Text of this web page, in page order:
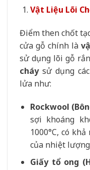
Vật Liệu Lõi
Điểm then chốt
cửa gỗ chính là
sử dụng lõi gỗ
cháysử dụng
lửa như:
Rockwool
sợi khoáng
1000°C, có
của nhiệt
Giấy tổ ong